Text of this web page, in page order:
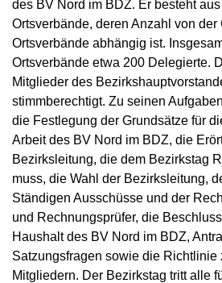
des BV Nord im BDZ. Er besteht
Ortsverbände, deren Anzahl von der
Ortsverbände abhängig ist.
Ortsverbände etwa 200 Delegierte.
Mitglieder des
stimmberechtigt. Zu seinen
die Festlegung der Grundsätze für
Arbeit des BV Nord im BDZ, die
Bezirksleitung, die dem Bezirkstag
muss, die Wahl der Bezirksleitung,
Ständigen Ausschüsse und der
und Rechnungsprüfer, die
Haushalt des BV Nord im BDZ,
Satzungsfragen sowie die Richtlinie
Mitgliedern. Der Bezirkstag tritt alle